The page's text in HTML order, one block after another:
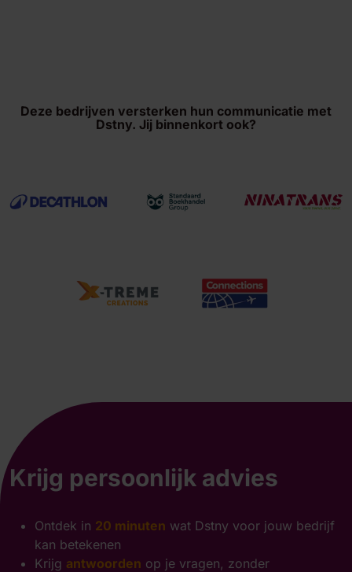
Deze bedrijven versterken hun communicatie met
Dstny. Jij binnenkort ook?
Krijg persoonlijk advies
Ontdek in 20 minuten wat Dstny voor jouw bedrijf
kan betekenen
Krijg antwoorden op je vragen, zonder